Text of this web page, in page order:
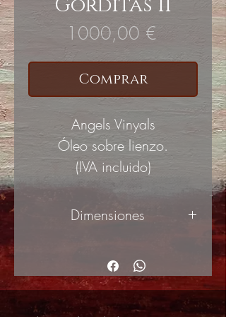
Gorditas II
1000,00 €Precio
Comprar
Angels Vinyals
Óleo sobre lienzo.
(IVA incluido)
Dimensiones